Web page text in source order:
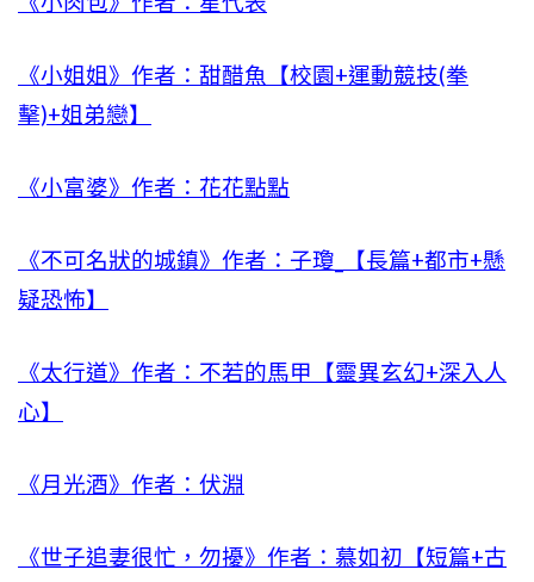
《小姐姐》作者：甜醋魚【校園+運動競技(拳
擊)+姐弟戀】
《小富婆》作者：花花點點
《不可名狀的城鎮》作者：子瓊_【長篇+都市+懸
疑恐怖】
《太行道》作者：不若的馬甲【靈異玄幻+深入人
心】
《月光酒》作者：伏淵
《世子追妻很忙，勿擾》作者：慕如初【短篇+古